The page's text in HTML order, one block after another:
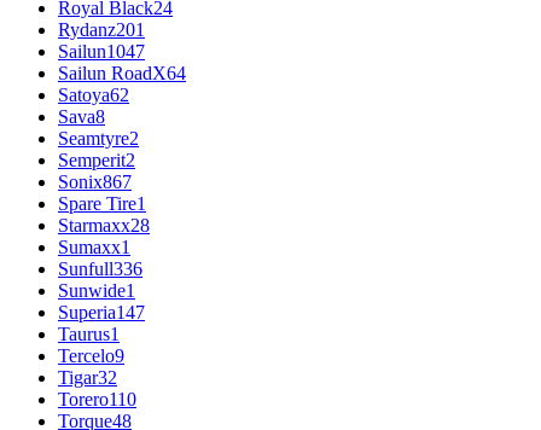
Royal Black24
Rydanz201
Sailun1047
Sailun RoadX64
Satoya62
Sava8
Seamtyre2
Semperit2
Sonix867
Spare Tire1
Starmaxx28
Sumaxx1
Sunfull336
Sunwide1
Superia147
Taurus1
Tercelo9
Tigar32
Torero110
Torque48